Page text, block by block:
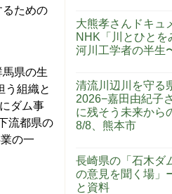
るための
県の生
う組織と
ダム事
流都県の
の一
大熊孝さんドキ
NHK「川とひとを
河川工学者の半生
清流川辺川を守る
2026−嘉田由紀子
に残そう未来から
8/8、熊本市
長崎県の「石木ダ
の意見を聞く場」
と資料